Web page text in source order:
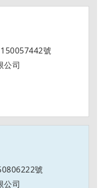
號
公司
號
公司